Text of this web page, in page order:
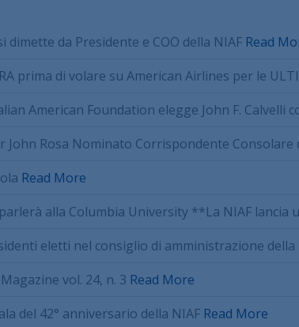
dimette da Presidente e COO della NIAF Read
prima di volare su American Airlines per le
American Foundation elegge John F. Calvelli
John Rosa Nominato Corrispondente Consolare
Read More
alla Columbia University **La NIAF
eletti nel consiglio di amministrazione
vol. 24, n. 3 Read More
del 42° anniversario della NIAF Read More